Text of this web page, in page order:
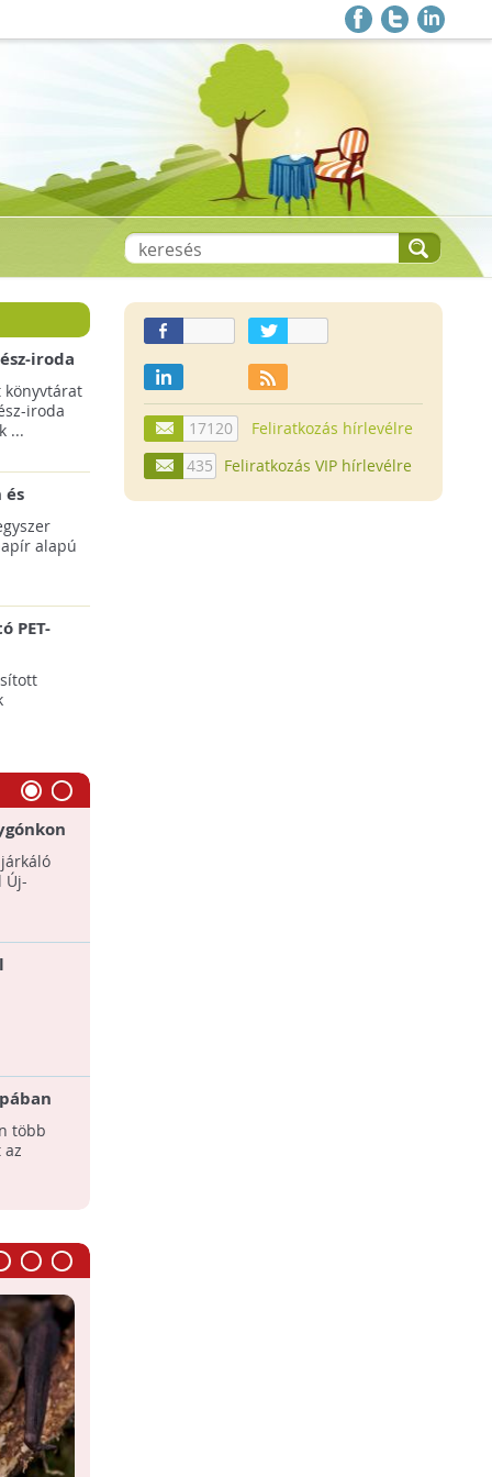
iroda
könyvtárat
iroda
...
és
alapú
PET-
Új-
több
az
17120
Feliratkozás hírlevélre
435
Feliratkozás VIP hírlevélre